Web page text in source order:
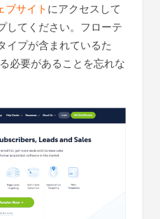
ブサイトにアクセスして
してください。フローテ
イプが含まれているた
必要があることを忘れな